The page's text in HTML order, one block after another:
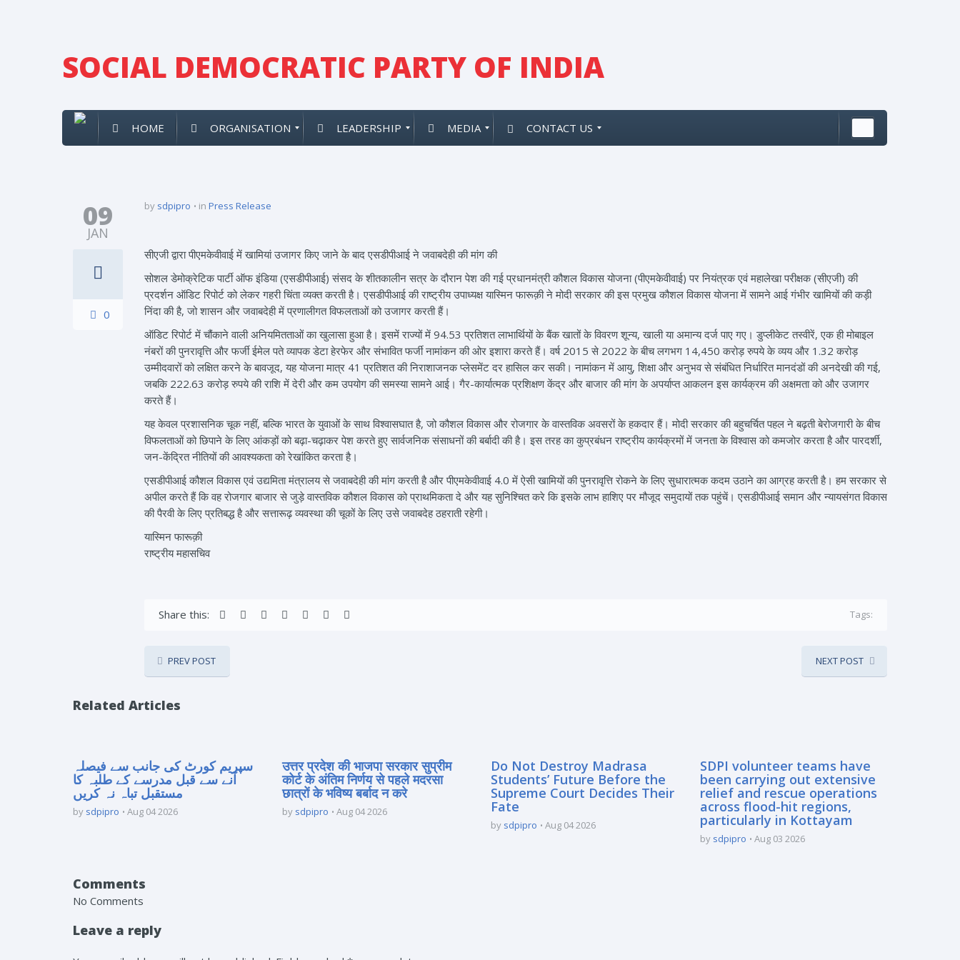
SOCIAL DEMOCRATIC PARTY OF INDIA
HOME ORGANISATION LEADERSHIP MEDIA CONTACT US
09
JAN
0
by sdpipro in Press Release
सीएजी द्वारा पीएमकेवीवाई में खामियां उजागर किए जाने के बाद एसडीपीआई ने जवाबदेही की मांग की
सोशल डेमोक्रेटिक पार्टी ऑफ इंडिया (एसडीपीआई) संसद के शीतकालीन सत्र के दौरान पेश की गई प्रधानमंत्री कौशल विकास योजना (पीएमकेवीवाई) पर नियंत्रक एवं महालेखा परीक्षक (सीएजी) की
प्रदर्शन ऑडिट रिपोर्ट को लेकर गहरी चिंता व्यक्त करती है। एसडीपीआई की राष्ट्रीय उपाध्यक्ष यास्मिन फारूक़ी ने मोदी सरकार की इस प्रमुख कौशल विकास योजना में सामने आई गंभीर खामियों की कड़ी
निंदा की है, जो शासन और जवाबदेही में प्रणालीगत विफलताओं को उजागर करती हैं।
ऑडिट रिपोर्ट में चौंकाने वाली अनियमितताओं का खुलासा हुआ है। इसमें राज्यों में 94.53 प्रतिशत लाभार्थियों के बैंक खातों के विवरण शून्य, खाली या अमान्य दर्ज पाए गए। डुप्लीकेट तस्वीरें, एक ही मोबाइल
नंबरों की पुनरावृत्ति और फर्जी ईमेल पते व्यापक डेटा हेरफेर और संभावित फर्जी नामांकन की ओर इशारा करते हैं। वर्ष 2015 से 2022 के बीच लगभग 14,450 करोड़ रुपये के व्यय और 1.32 करोड़
उम्मीदवारों को लक्षित करने के बावजूद, यह योजना मात्र 41 प्रतिशत की निराशाजनक प्लेसमेंट दर हासिल कर सकी। नामांकन में आयु, शिक्षा और अनुभव से संबंधित निर्धारित मानदंडों की अनदेखी की गई,
जबकि 222.63 करोड़ रुपये की राशि में देरी और कम उपयोग की समस्या सामने आई। गैर-कार्यात्मक प्रशिक्षण केंद्र और बाजार की मांग के अपर्याप्त आकलन इस कार्यक्रम की अक्षमता को और उजागर
करते हैं।
यह केवल प्रशासनिक चूक नहीं, बल्कि भारत के युवाओं के साथ विश्वासघात है, जो कौशल विकास और रोजगार के वास्तविक अवसरों के हकदार हैं। मोदी सरकार की बहुचर्चित पहल ने बढ़ती बेरोजगारी के बीच
विफलताओं को छिपाने के लिए आंकड़ों को बढ़ा-चढ़ाकर पेश करते हुए सार्वजनिक संसाधनों की बर्बादी की है। इस तरह का कुप्रबंधन राष्ट्रीय कार्यक्रमों में जनता के विश्वास को कमजोर करता है और पारदर्शी,
जन-केंद्रित नीतियों की आवश्यकता को रेखांकित करता है।
एसडीपीआई कौशल विकास एवं उद्यमिता मंत्रालय से जवाबदेही की मांग करती है और पीएमकेवीवाई 4.0 में ऐसी खामियों की पुनरावृत्ति रोकने के लिए सुधारात्मक कदम उठाने का आग्रह करती है। हम सरकार से
अपील करते हैं कि वह रोजगार बाजार से जुड़े वास्तविक कौशल विकास को प्राथमिकता दे और यह सुनिश्चित करे कि इसके लाभ हाशिए पर मौजूद समुदायों तक पहुंचें। एसडीपीआई समान और न्यायसंगत विकास
की पैरवी के लिए प्रतिबद्ध है और सत्तारूढ़ व्यवस्था की चूकों के लिए उसे जवाबदेह ठहराती रहेगी।
यास्मिन फारूक़ी
राष्ट्रीय महासचिव
Share this: Tags:
PREV POST NEXT POST
Related Articles
سپریم کورٹ کی جانب سے فیصلہ
آنے سے قبل مدرسے کے طلبہ کا
مستقبل تباہ نہ کریں
by sdpipro Aug 04 2026
उत्तर प्रदेश की भाजपा सरकार सुप्रीम
कोर्ट के अंतिम निर्णय से पहले मदरसा
छात्रों के भविष्य बर्बाद न करे
by sdpipro Aug 04 2026
Do Not Destroy Madrasa
Students’ Future Before the
Supreme Court Decides Their
Fate
by sdpipro Aug 04 2026
SDPI volunteer teams have
been carrying out extensive
relief and rescue operations
across flood-hit regions,
particularly in Kottayam
by sdpipro Aug 03 2026
Comments
No Comments
Leave a reply